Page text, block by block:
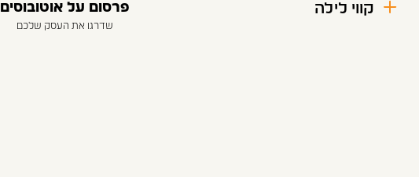
קווי לילה פרסום על אוטובוסים
שדרגו את העסק שלכם